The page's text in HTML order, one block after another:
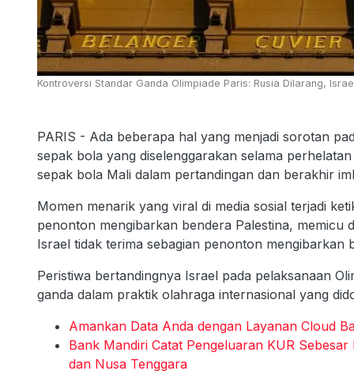
Kontroversi Standar Ganda Olimpiade Paris: Rusia Dilarang,
PARIS - Ada beberapa hal yang menjadi sorotan
sepak bola yang diselenggarakan selama
sepak bola Mali dalam pertandingan dan berakhir
Momen menarik yang viral di media sosial terjadi
penonton mengibarkan bendera Palestina,
Israel tidak terima sebagian penonton mengibarkan
Peristiwa bertandingnya Israel pada pelaksanaan
ganda dalam praktik olahraga internasional yang
Amankan Data Anda dengan Layanan Cloud
Bank Mandiri Catat Pengeluaran KUR
dan Nusa Tenggara